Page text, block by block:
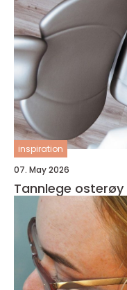
inspiration
07. May 2026